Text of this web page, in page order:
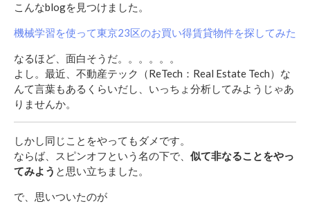
こんなblogを見つけました。
機械学習を使って東京23区のお買い得賃貸物件を探してみた
なるほど、面白そうだ。。。。。。
よし。最近、不動産テック（ReTech：Real Estate Tech）な
んて言葉もあるくらいだし、いっちょ分析してみようじゃあ
りませんか。
しかし同じことをやってもダメです。
ならば、スピンオフという名の下で、 似て非なることをやっ
てみよう と思い立ちました。
で、思いついたのが